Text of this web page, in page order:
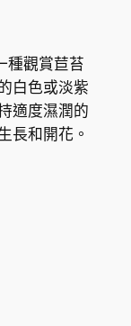
種觀賞苣苔
白色或淡紫
適度濕潤的
長和開花。